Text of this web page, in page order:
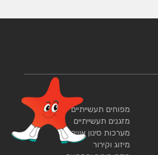
מפוחים תעשייתיים
מזגנים תעשייתיים
מערכות סינון אוויר
מיזוג וקירור